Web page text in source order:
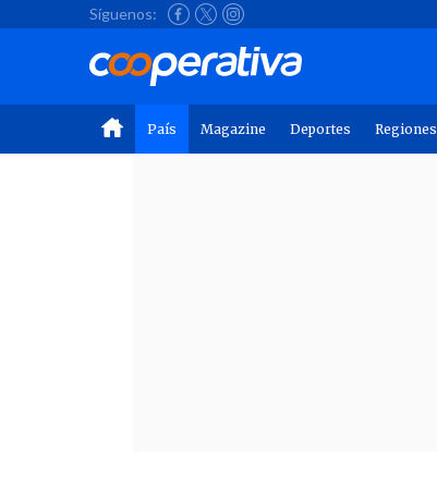
Síguenos:
País Magazine Deportes Regiones